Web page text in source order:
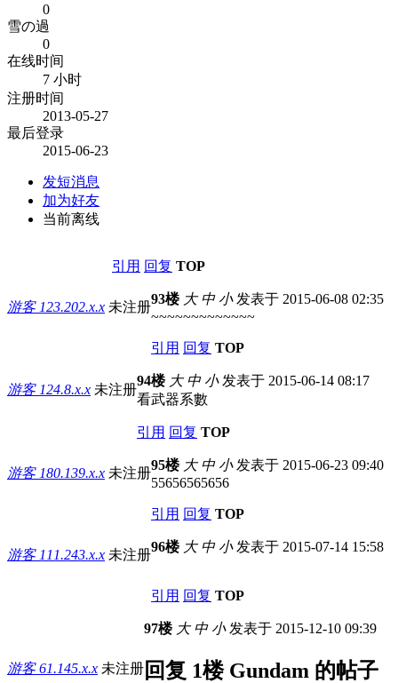
0
雪の過
0
在线时间
7 小时
注册时间
2013-05-27
最后登录
2015-06-23
发短消息
加为好友
当前离线
引用 回复 TOP
游客 123.202.x.x 未注册
93楼 大 中 小发表于 2015-06-08 02:35
~~~~~~~~~~~~~
引用 回复 TOP
游客 124.8.x.x 未注册
94楼 大 中 小发表于 2015-06-14 08:17
看武器系數
引用 回复 TOP
游客 180.139.x.x 未注册
95楼 大 中 小发表于 2015-06-23 09:40
55656565656
引用 回复 TOP
游客 111.243.x.x 未注册
96楼 大 中 小发表于 2015-07-14 15:58
引用 回复 TOP
游客61.145.x.x 未注册
97楼 大 中 小发表于 2015-12-10 09:39
回复 1楼 Gundam 的帖子